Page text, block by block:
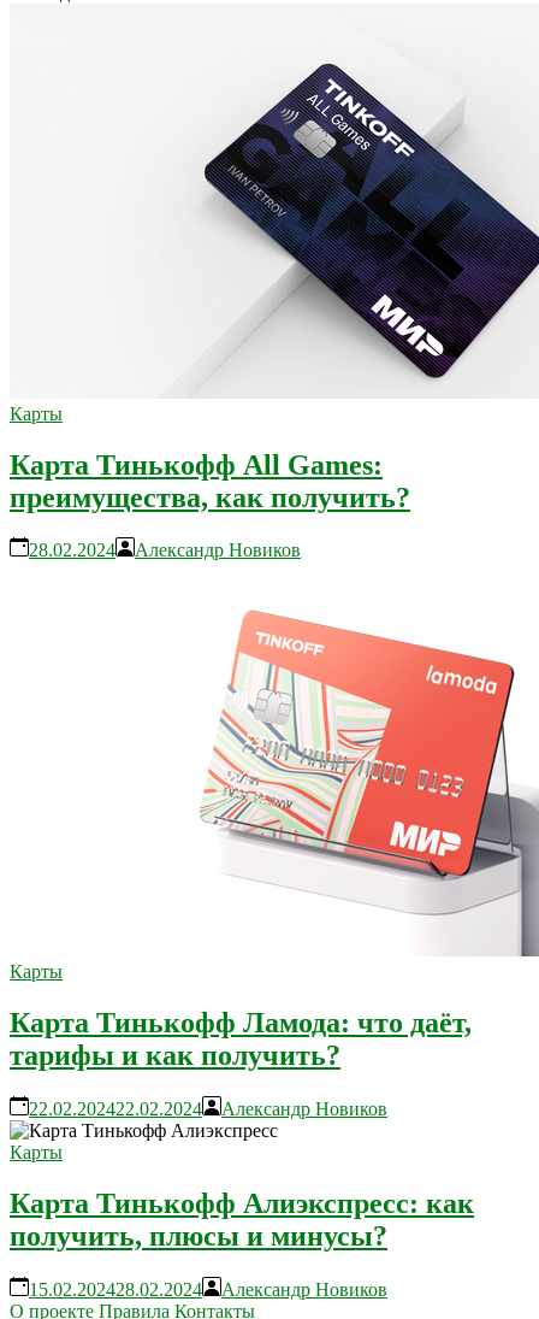
Карты
Карта Тинькофф All Games:
преимущества, как получить?
28.02.2024 Александр Новиков
Карты
Карта Тинькофф Ламода: что даёт,
тарифы и как получить?
22.02.202422.02.2024 Александр Новиков
Карты
Карта Тинькофф Алиэкспресс: как
получить, плюсы и минусы?
15.02.202428.02.2024
Александр Новиков
О проекте Правила Контакты